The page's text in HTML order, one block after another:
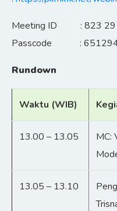
Meeting ID : 823
Passcode :
Rundown
Waktu (WIB)
13.00 – 13.05
MC:
13.05 – 13.10